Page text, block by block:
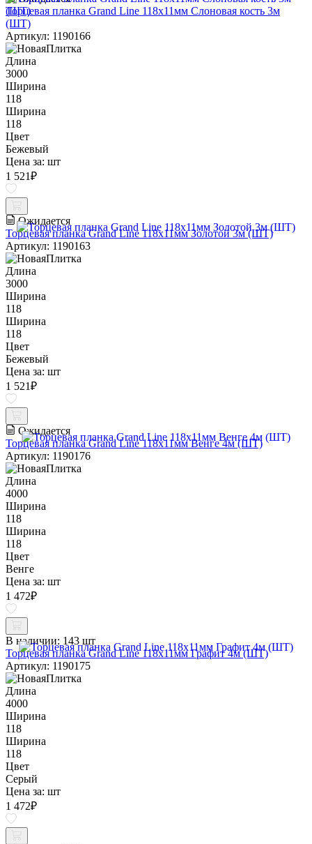
Торцевая планка Grand Line 118х11мм Слоновая кость 3м
(ШТ)
Артикул: 1190166
Длина
3000
Ширина
118
Ширина
118
Цвет
Бежевый
Цена за: шт
1 521₽
Ожидается
Торцевая планка Grand Line 118х11мм Золотой 3м (ШТ)
Артикул: 1190163
Длина
3000
Ширина
118
Ширина
118
Цвет
Бежевый
Цена за: шт
1 521₽
Ожидается
Торцевая планка Grand Line 118х11мм Венге 4м (ШТ)
Артикул: 1190176
Длина
4000
Ширина
118
Ширина
118
Цвет
Венге
Цена за: шт
1 472₽
В наличии: 143 шт
Торцевая планка Grand Line 118х11мм Графит 4м (ШТ)
Артикул: 1190175
Длина
4000
Ширина
118
Ширина
118
Цвет
Серый
Цена за: шт
1 472₽